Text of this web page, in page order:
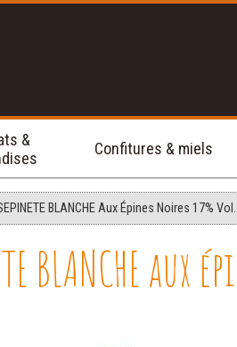
&
Confitures & miels
BLANCHE Aux Épines Noires 17%
BLANCHE